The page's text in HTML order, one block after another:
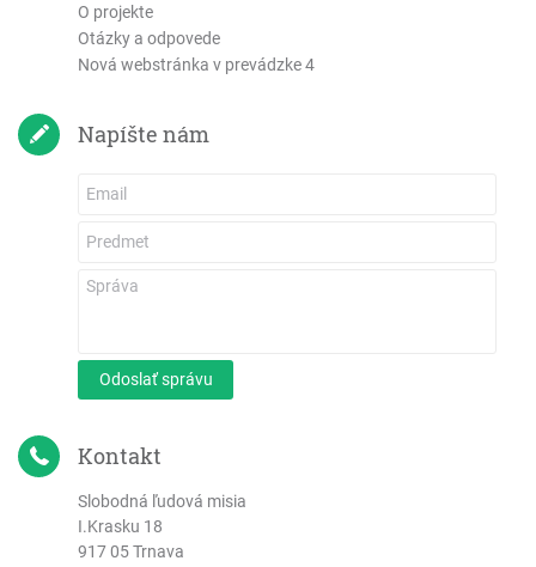
O projekte
Otázky a odpovede
Nová webstránka v prevádzke 4
Napíšte nám
Odoslať správu
Kontakt
Slobodná ľudová misia
I.Krasku 18
917 05 Trnava